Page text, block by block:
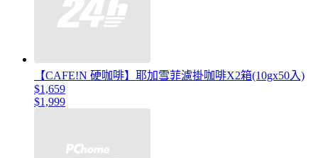
【CAFE!N 硬咖啡】耶加雪菲濾掛咖啡X2箱(10gx50入)
$1,659
$1,999